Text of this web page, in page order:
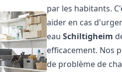
par les habitants.
aider en cas
eauSchiltigheim
efficacement. Nos
de problème de